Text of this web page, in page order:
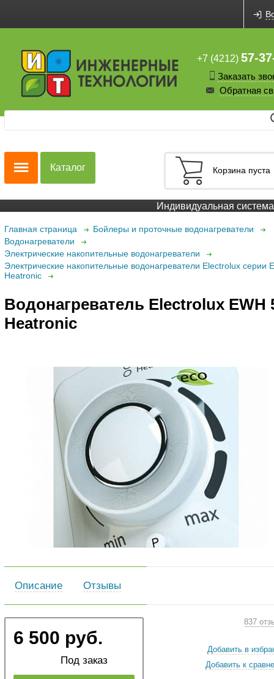
+7 (4212) 57-
Заказать
Обратная
Корзина пуста
Каталог
Индивидуальная система
Главная страница
Бойлеры и проточные водонагреватели
Водонагреватели
Электрические накопительные водонагреватели
Электрические накопительные водонагреватели Electrolux серии
Heatronic
Водонагреватель Electrolux EWH
Heatronic
Описание Отзывы
6 500 руб.
Под заказ
837
Добавить в
Добавить к